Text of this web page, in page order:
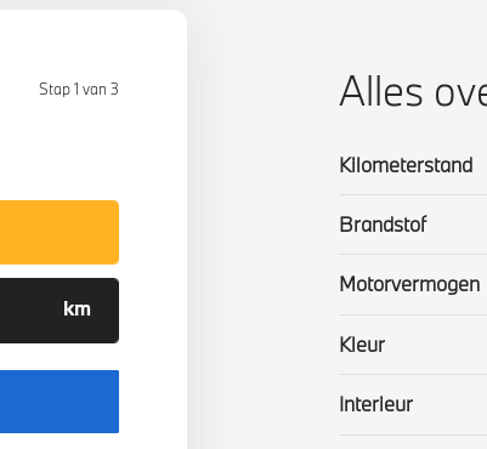
Stap 1 van 3 Alles
Kilometerstand
Brandstof
Motorvermogen
Kleur
Interieur